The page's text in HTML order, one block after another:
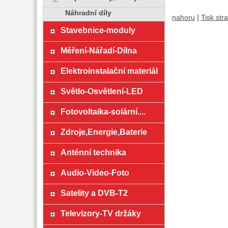
nahoru Tisk
Náhradní díly
Stavebnice-moduly
Měření-Nářadí-Dílna
Elektroinstalační materiál
Světlo-Osvětlení-LED
Fotovoltaika-solární....
Zdroje,Energie,Baterie
Anténní technika
Audio-Video-Foto
Satelity a DVB-T2
Televizory-TV držáky